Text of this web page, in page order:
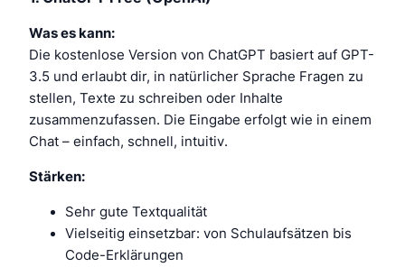
Was es kann:
Die kostenlose Version von ChatGPT basiert auf GPT-
3.5 und erlaubt dir, in natürlicher Sprache Fragen zu
stellen, Texte zu schreiben oder Inhalte
zusammenzufassen. Die Eingabe erfolgt wie in einem
Chat – einfach, schnell, intuitiv.
Stärken:
Sehr gute Textqualität
Vielseitig einsetzbar: von Schulaufsätzen bis
Code-Erklärungen